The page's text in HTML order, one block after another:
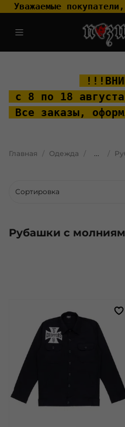
Уважаемые
с 8 по 18
Все заказы,
Главная Одежда
Рубашки с